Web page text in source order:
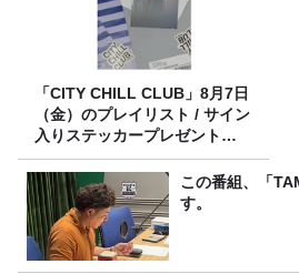
「CITY CHILL CLUB」8月7日
（金）のプレイリスト / サイン
入りステッカープレゼント有
り
この番組、「
す。